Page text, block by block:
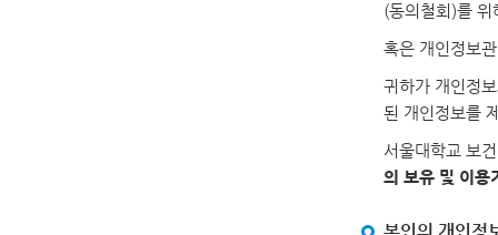
(동의철회)를 위
혹은 개인정보
귀하가 개인정
된 개인정보를
서울대학교 보
의 보유 및 이용
본인의 개인정